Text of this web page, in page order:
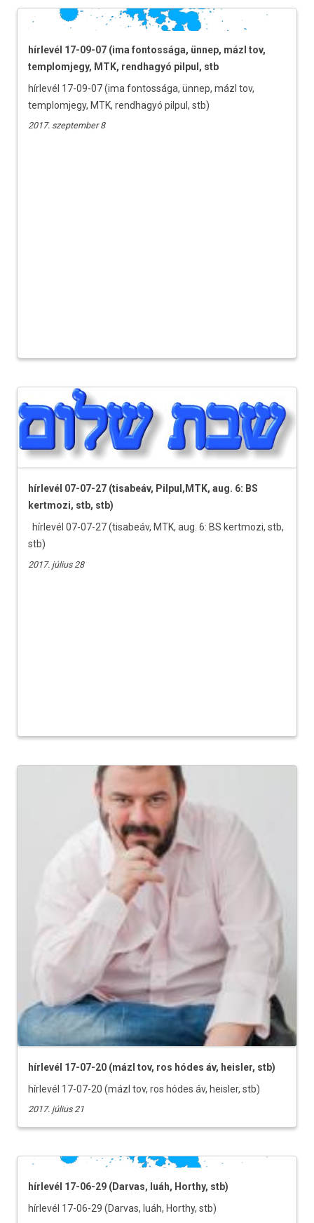
hírlevél 17-09-07 (ima fontossága, ünnep, mázl tov,
templomjegy, MTK, rendhagyó pilpul, stb
hírlevél 17-09-07 (ima fontossága, ünnep, mázl tov,
templomjegy, MTK, rendhagyó pilpul, stb)
2017. szeptember 8
hírlevél 07-07-27 (tisabeáv, Pilpul,MTK, aug. 6: BS
kertmozi, stb, stb)
hírlevél 07-07-27 (tisabeáv, MTK, aug. 6: BS kertmozi, stb,
stb)
2017. július 28
hírlevél 17-07-20 (mázl tov, ros hódes áv, heisler, stb)
hírlevél 17-07-20 (mázl tov, ros hódes áv, heisler, stb)
2017. július 21
hírlevél 17-06-29 (Darvas, luáh, Horthy, stb)
hírlevél 17-06-29 (Darvas, luáh, Horthy, stb)